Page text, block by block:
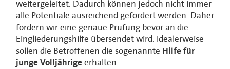
weitergeleitet. Dadurch können jedoch nicht immer
alle Potentiale ausreichend gefördert werden. Daher
fordern wir eine genaue Prüfung bevoran die
Eingliederungshilfe übersendet wird. Idealerweise
sollen die Betroffenen die sogenannte Hilfe für
junge Volljährige erhalten.